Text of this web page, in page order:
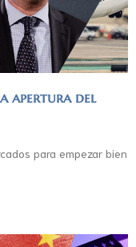
apertura del
para empezar bien